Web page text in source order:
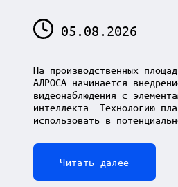
05.08.2026
На производственных
АЛРОСА начинается
видеонаблюдения с
интеллекта. Технологию
использовать в
Читать далее